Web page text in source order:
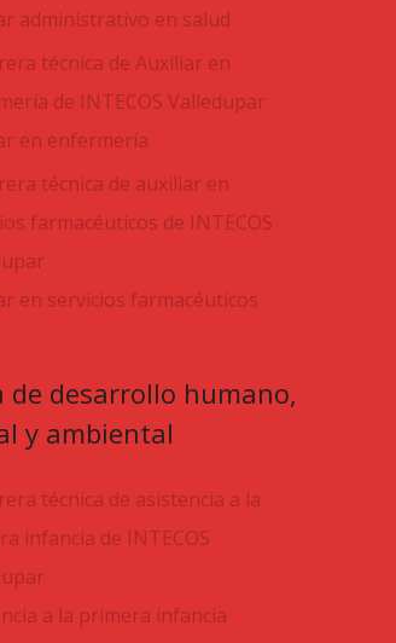
administrativo en salud
en enfermería
en servicios farmacéuticos
de desarrollo humano,
y ambiental
a la primera infancia